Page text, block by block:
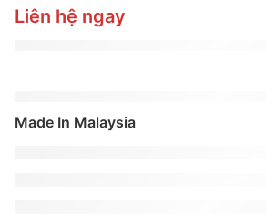
COMFORTCONTACT
Liên hệ ngay
Made In Malaysia